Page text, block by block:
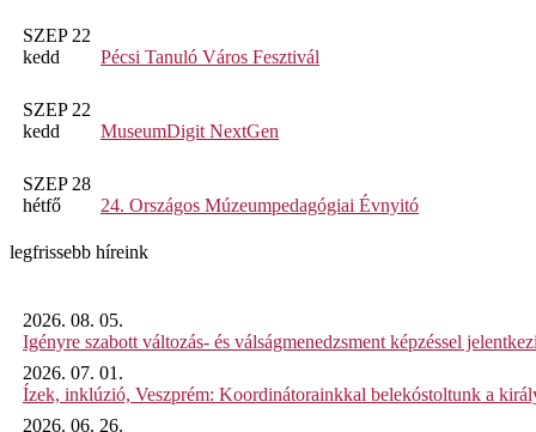
SZEP 22
kedd
Pécsi Tanuló Város Fesztivál
SZEP 22
kedd
MuseumDigit NextGen
SZEP 28
hétfő
24. Országos Múzeumpedagógiai Évnyitó
legfrissebb híreink
2026. 08. 05.
Igényre szabott változás- és válságmenedzsment képzéssel
2026. 07. 01.
Ízek, inklúzió, Veszprém: Koordinátorainkkal belekóstoltunk a
2026. 06. 26.